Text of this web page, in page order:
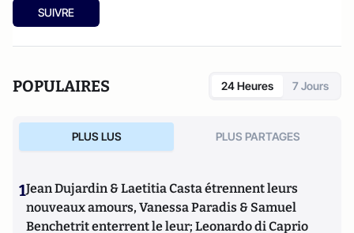
SUIVRE
POPULAIRES 24 Heures 7 Jours
PLUS LUS PLUS PARTAGES
1Jean Dujardin & Laetitia Casta étrennent leurs
nouveaux amours, Vanessa Paradis & Samuel
Benchetrit enterrent le leur; Leonardo di Caprio